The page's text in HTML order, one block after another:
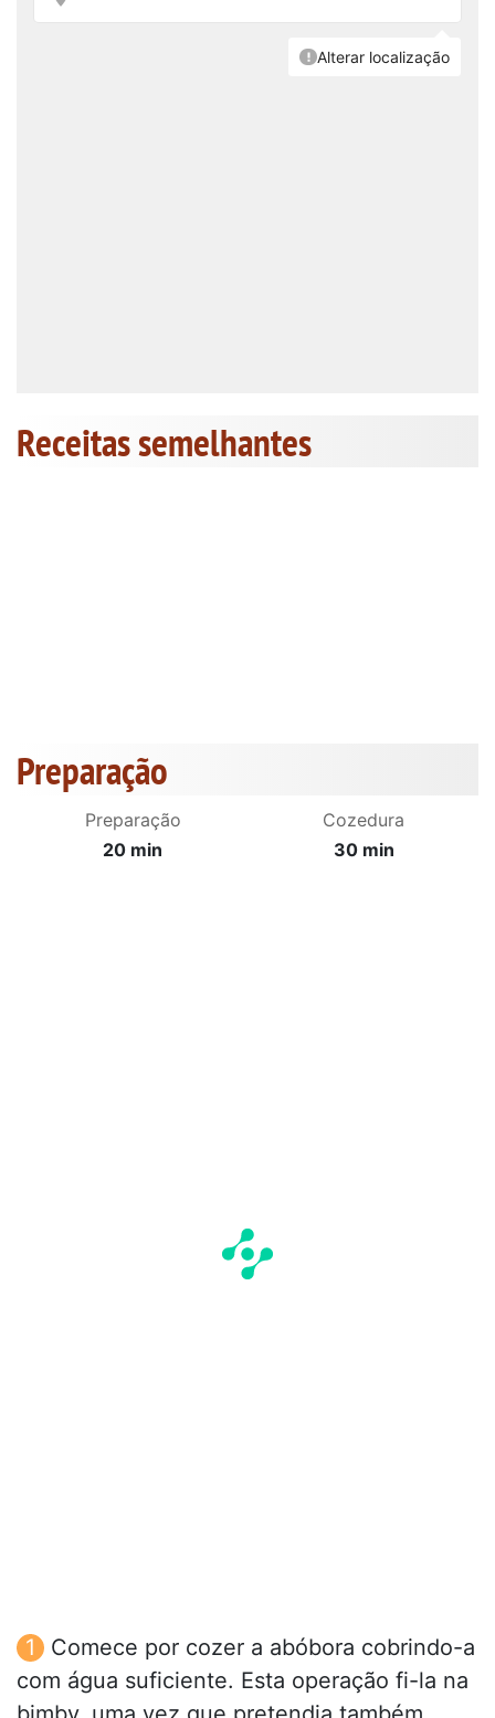
Receitas semelhantes
Preparação
Preparação
20 min
Cozedura
30 min
Comece por cozer a abóbora cobrindo-a
com água suficiente. Esta operação fi-la na